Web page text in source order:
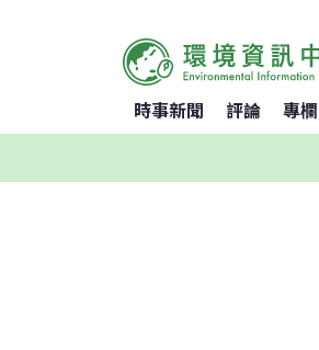
時事新聞 評論 專欄